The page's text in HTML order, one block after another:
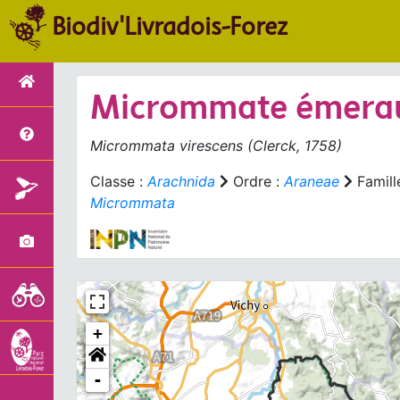
Biodiv'Livradois-Forez
Micrommate
Micrommata virescens (Clerck, 1758)
Classe :Arachnida Ordre :Araneae
Micrommata
+
-